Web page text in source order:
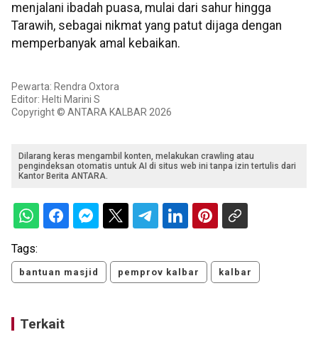
menjalani ibadah puasa, mulai dari sahur hingga
Tarawih, sebagai nikmat yang patut dijaga dengan
memperbanyak amal kebaikan.
Pewarta: Rendra Oxtora
Editor: Helti Marini S
Copyright © ANTARA KALBAR 2026
Dilarang keras mengambil konten, melakukan crawling atau
pengindeksan otomatis untuk AI di situs web ini tanpa izin tertulis dari
Kantor Berita ANTARA.
Tags:
bantuan masjid pemprov kalbar kalbar
Terkait